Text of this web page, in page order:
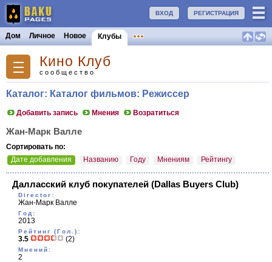
РЕГИСТРАЦИЯ
ВХОД
Дом Личное Новое Клубы
Кино Клуб
сообщество
Каталог: Каталог фильмов: Режиссер
Добавить запись Мнения Возратиться
Жан-Марк Валле
Сортировать по:
Дате добавления
Названию Году Мнениям Рейтингу
Далласский клуб покупателей (Dallas Buyers Club)
Director:
Жан-Марк Валле
Год:
2013
Рейтинг (Гол.):
3.5 (2)
Мнений:
2